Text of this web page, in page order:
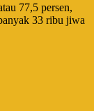
77,5 persen,
33 ribu jiwa